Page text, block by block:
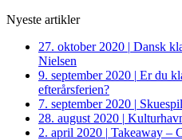
Nyeste artikler
27. oktober 2020 | Dansk
Nielsen
9. september 2020 | Er du
efterårsferien?
7. september 2020 |
28. august 2020 |
2. april 2020 | Takeaway –